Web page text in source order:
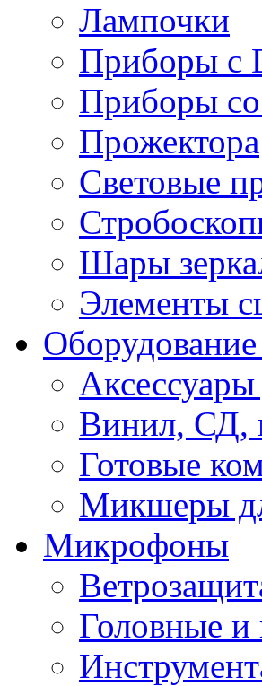
Лампочки
Приборы с
Приборы со
Прожектора
Световые
Шары
Элементы
Винил, СД,
Готовые
Микшеры
Микрофоны
Головные